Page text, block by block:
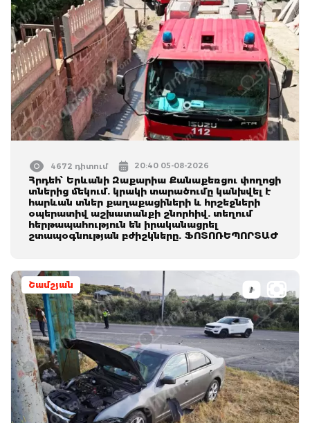
4672 դիտում 20:40 05-08-2026
Հրդեհ՝ Երևանի Զաքարիա Քանաքեռցու փողոցի
տներից մեկում. կրակի տարածումը կանխվել է
հարևան տներ քաղաքացիների և հրշեջների
օպերատիվ աշխատանքի շնորհիվ. տեղում
հերթապահություն են իրականացրել
շտապօգնության բժիշկները. ՖՈՏՈՌԵՊՈՐՏԱԺ
Շամշյան